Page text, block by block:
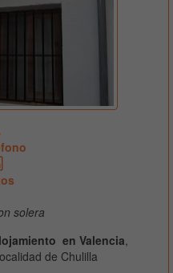
solera
en Valencia,
de Chulilla